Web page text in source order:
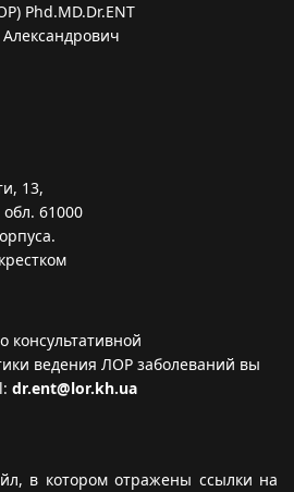
Phd.MD.Dr.ENT
13,
обл. 61000
консультативной
ведения ЛОР заболеваний вы
dr.ent@lor.kh.ua
в котором отражены ссылки на